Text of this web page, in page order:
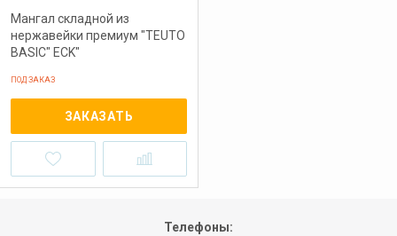
Мангал складной из
нержавейки премиум "TEUTO
BASIC" ECK"
ПОД ЗАКАЗ
ЗАКАЗАТЬ
Телефоны: